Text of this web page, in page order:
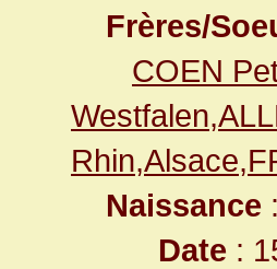
Frères/
COEN
Naissance :
Date :